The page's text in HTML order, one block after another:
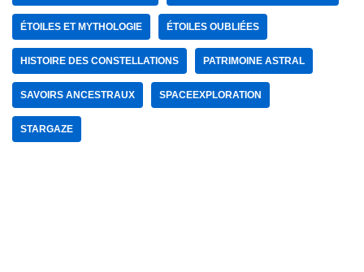
ÉTOILES ET MYTHOLOGIE ÉTOILES OUBLIÉES
HISTOIRE DES CONSTELLATIONS PATRIMOINE ASTRAL
SAVOIRS ANCESTRAUX SPACEEXPLORATION
STARGAZE